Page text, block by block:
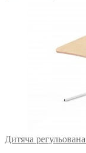
Дитяча